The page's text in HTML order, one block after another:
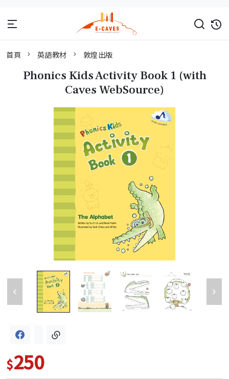
首頁 英語教材 敦煌出版
Phonics Kids Activity Book 1 (with
Caves WebSource)
$250